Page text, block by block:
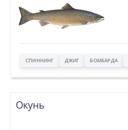
СПИННИНГ ДЖИГ БОМБАРДА
Окунь